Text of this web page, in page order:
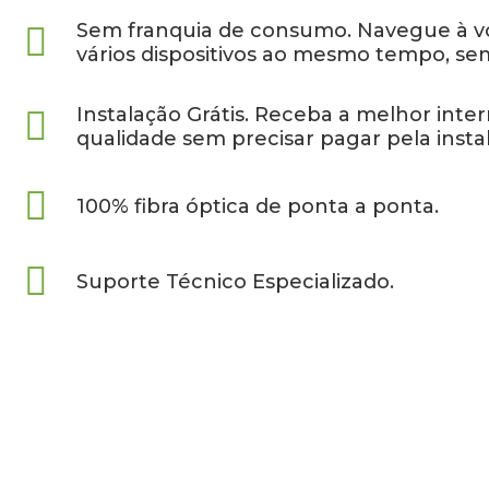
Sem franquia de consumo. Navegue à
vários dispositivos ao mesmo tempo,
Instalação Grátis. Receba a melhor
qualidade sem precisar pagar pela
100% fibra óptica de ponta a ponta.
Suporte Técnico Especializado.